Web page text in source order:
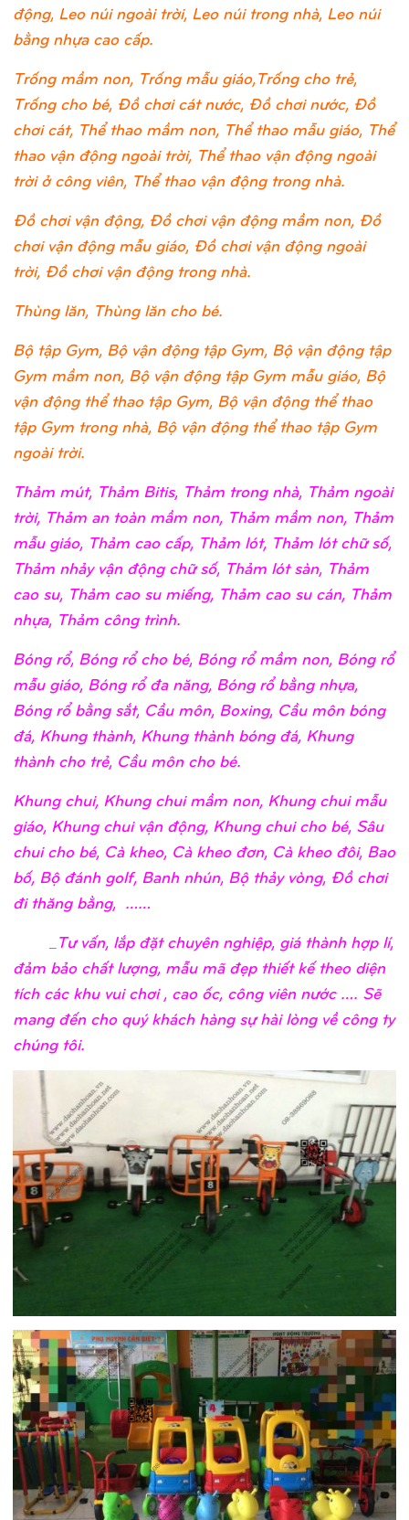
động, Leo núi ngoài trời, Leo núi trong nhà, Leo núi
bằng nhựa cao cấp.
Trống mầm non, Trống mẫu giáo,Trống cho trẻ,
Trống cho bé, Đồ chơi cát nước, Đồ chơi nước, Đồ
chơi cát, Thể thao mầm non, Thể thao mẫu giáo, Thể
thao vận động ngoài trời, Thể thao vận động ngoài
trời ở công viên, Thể thao vận động trong nhà.
Đồ chơi vận động, Đồ chơi vận động mầm non, Đồ
chơi vận động mẫu giáo, Đồ chơi vận động ngoài
trời, Đồ chơi vận động trong nhà.
Thùng lăn, Thùng lăn cho bé.
Bộ tập Gym, Bộ vận động tập Gym, Bộ vận động tập
Gym mầm non, Bộ vận động tập Gym mẫu giáo, Bộ
vận động thể thao tập Gym, Bộ vận động thể thao
tập Gym trong nhà, Bộ vận động thể thao tập Gym
ngoài trời.
Thảm mút, Thảm Bitis, Thảm trong nhà, Thảm ngoài
trời, Thảm an toàn mầm non, Thảm mầm non, Thảm
mẫu giáo, Thảm cao cấp, Thảm lót, Thảm lót chữ số,
Thảm nhảy vận động chữ số, Thảm lót sàn, Thảm
cao su, Thảm cao su miếng, Thảm cao su cán, Thảm
nhựa, Thảm công trình.
Bóng rổ, Bóng rổ cho bé, Bóng rổ mầm non, Bóng rổ
mẫu giáo, Bóng rổ đa năng, Bóng rổ bằng nhựa,
Bóng rổ bằng sắt, Cầu môn, Boxing, Cầu môn bóng
đá, Khung thành, Khung thành bóng đá, Khung
thành cho trẻ, Cầu môn cho bé.
Khung chui, Khung chui mầm non, Khung chui mẫu
giáo, Khung chui vận động, Khung chui cho bé, Sâu
chui cho bé, Cà kheo, Cà kheo đơn, Cà kheo đôi, Bao
bố, Bộ đánh golf, Banh nhún, Bộ thảy vòng, Đồ chơi
đi thăng bằng, ……
_Tư vấn, lắp đặt chuyên nghiệp, giá thành hợp lí,
đảm bảo chất lượng, mẫu mã đẹp thiết kế theo diện
tích các khu vui chơi , cao ốc, công viên nước …. Sẽ
mang đến cho quý khách hàng sự hài lòng về công ty
chúng tôi.